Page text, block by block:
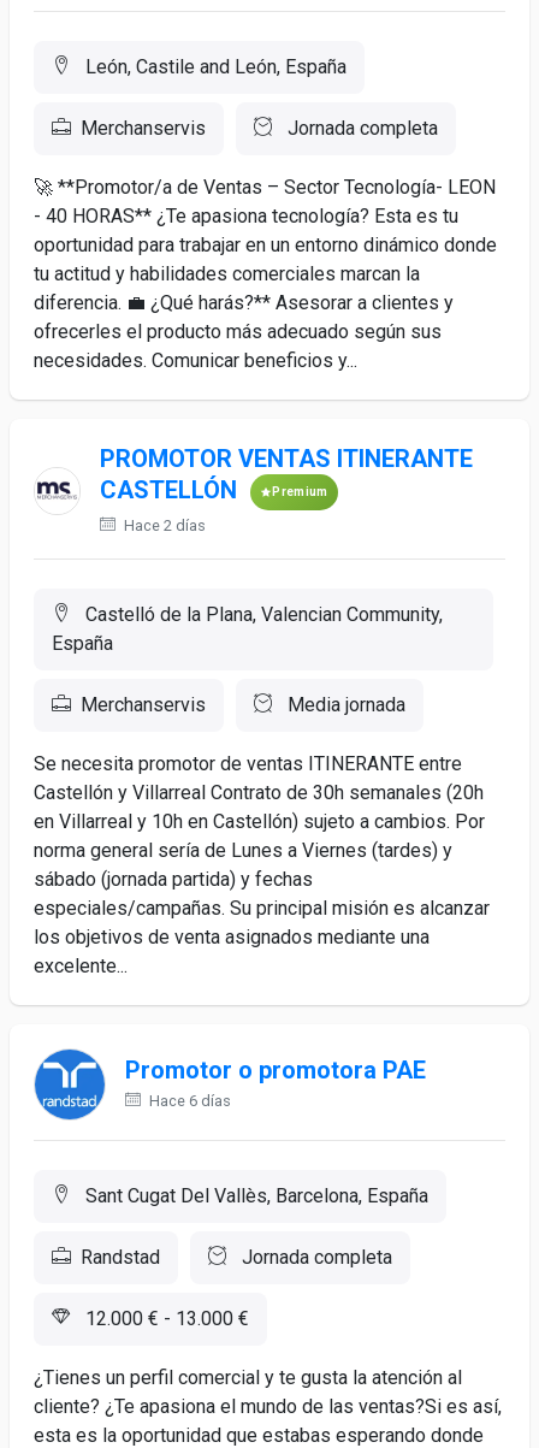
León, Castile and León, España
Merchanservis Jornada completa
🚀 **Promotor/a de Ventas – Sector Tecnología- LEON
- 40 HORAS** ¿Te apasiona tecnología? Esta es tu
oportunidad para trabajar en un entorno dinámico donde
tu actitud y habilidades comerciales marcan la
diferencia. 💼 ¿Qué harás?** Asesorar a clientes y
ofrecerles el producto más adecuado según sus
necesidades. Comunicar beneficios y...
PROMOTOR VENTAS ITINERANTE
CASTELLÓN
Premium
Hace 2 días
Castelló de la Plana, Valencian Community,
España
Merchanservis Media jornada
Se necesita promotor de ventas ITINERANTE entre
Castellón y Villarreal Contrato de 30h semanales (20h
en Villarreal y 10h en Castellón) sujeto a cambios. Por
norma general sería de Lunes a Viernes (tardes) y
sábado (jornada partida) y fechas
especiales/campañas. Su principal misión es alcanzar
los objetivos de venta asignados mediante una
excelente...
Promotor o promotora PAE
Hace 6 días
Sant Cugat Del Vallès, Barcelona, España
Randstad Jornada completa
12.000 € - 13.000 €
¿Tienes un perfil comercial y te gusta la atención al
cliente? ¿Te apasiona el mundo de las ventas?Si es así,
esta es la oportunidad que estabas esperando donde